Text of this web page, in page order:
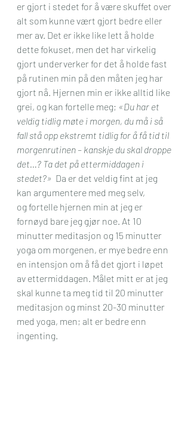
er gjort i stedet for å være skuffet over
alt som kunne vært gjort bedre eller
mer av. Det er ikke like lett å holde
dette fokuset, men det har virkelig
gjort underverker for det å holde fast
på rutinen min på den måten jeg har
gjort nå. Hjernen min er ikke alltid like
grei, og kan fortelle meg; «Du har et
veldig tidlig møte i morgen, du må i så
fall stå opp ekstremt tidlig for å få tid til
morgenrutinen – kanskje du skal droppe
det…? Ta det på ettermiddagen i
stedet?» Da er det veldig fint at jeg
kan argumentere med meg selv,
og fortelle hjernen min at jeg er
fornøyd bare jeg gjør noe. At 10
minutter meditasjon og 15 minutter
yoga om morgenen, er mye bedre enn
en intensjon om å få det gjort i løpet
av ettermiddagen. Målet mitt er at jeg
skal kunne ta meg tid til 20 minutter
meditasjon og minst 20-30 minutter
med yoga, men; alt er bedre enn
ingenting.